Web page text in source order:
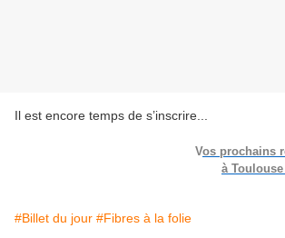
Il est encore temps de s’inscrire...
Vos prochains
à
#Billet du jour #Fibres à la folie